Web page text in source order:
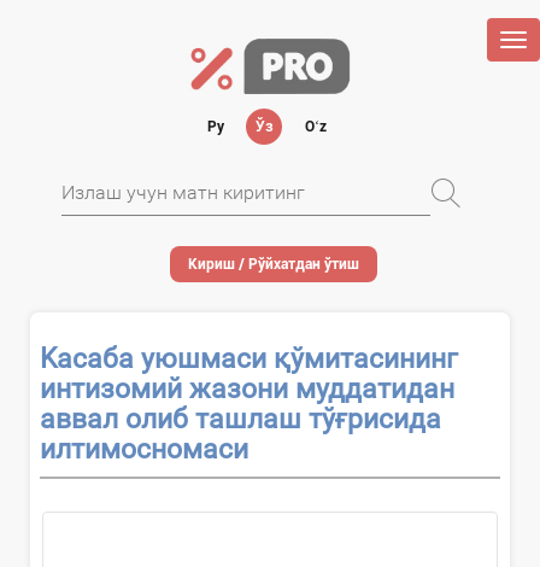
Ру Ўз Oʻz
Кириш / Рўйхатдан ўтиш
Kасаба уюшмаси қўмитасининг
интизомий жазони муддатидан
аввал олиб ташлаш тўғрисида
илтимосномаси